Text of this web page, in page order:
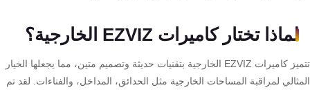
لماذا تختار كاميرات EZVIZ الخارجية؟
تتميز كاميرات EZVIZ الخارجية بتقنيات حديثة وتصميم متين، مما يجعلها الخيار
لمراقبة المساحات الخارجية مثل الحدائق، المداخل، والفناءات. لقد تم
جهاز
بصمة
الحضور
والانصراف